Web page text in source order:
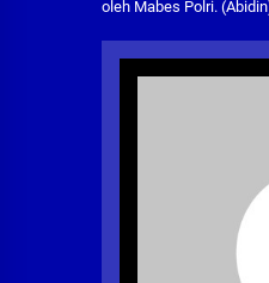
oleh Mabes Polri.